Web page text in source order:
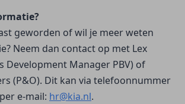
geworden of wil je meer weten
Neem dan contact op met Lex
Development Manager PBV) of
(P&O). Dit kan via telefoonnummer
e-mail: hr@kia.nl.